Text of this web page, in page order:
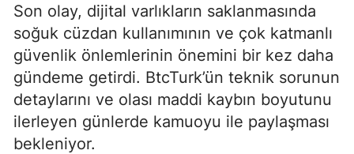
Son olay, dijital varlıkların saklanmasında
soğuk cüzdan kullanımının ve çok katmanlı
güvenlik önlemlerinin önemini bir kez daha
gündeme getirdi. BtcTurk’ün teknik sorunun
detaylarını ve olası maddi kaybın boyutunu
ilerleyen günlerde kamuoyu ile paylaşması
bekleniyor.